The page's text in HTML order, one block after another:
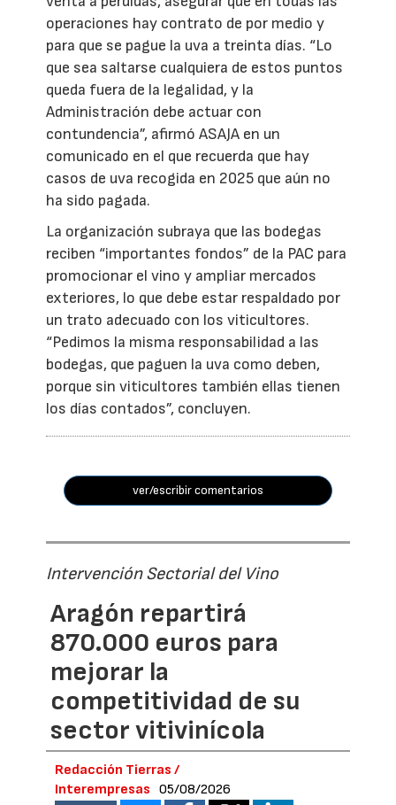
operaciones hay contrato de por medio y
para que se pague la uva a treinta días. “Lo
que sea saltarse cualquiera de estos puntos
queda fuera de la legalidad, y la
Administración debe actuar con
contundencia”, afirmó ASAJA en un
comunicado en el que recuerda que hay
casos de uva recogida en 2025 que aún no
ha sido pagada.
La organización subraya que las bodegas
reciben “importantes fondos” de la PAC para
promocionar el vino y ampliar mercados
exteriores, lo que debe estar respaldado por
un trato adecuado con los viticultores.
“Pedimos la misma responsabilidad a las
bodegas, que paguen la uva como deben,
porque sin viticultores también ellas tienen
los días contados”, concluyen.
ver/escribir comentarios
Intervención Sectorial del Vino
Aragón repartirá
870.000 euros para
mejorar la
competitividad de su
sector vitivinícola
Redacción Tierras /
Interempresas
05/08/2026